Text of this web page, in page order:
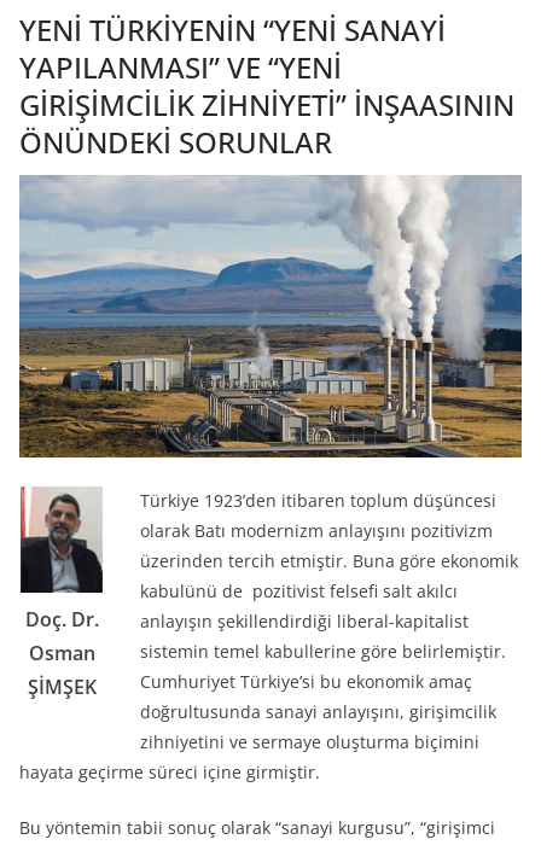
YENİ TÜRKİYENİN “YENİ SANAYİ
YAPILANMASI” VE “YENİ
GİRİŞİMCİLİK ZİHNİYETİ” İNŞAASININ
ÖNÜNDEKİ SORUNLAR
Doç. Dr.
Osman
ŞİMŞEK
Türkiye 1923’den itibaren toplum düşüncesi
olarak Batı modernizm anlayışını pozitivizm
üzerinden tercih etmiştir. Buna göre ekonomik
kabulünü de pozitivist felsefi salt akılcı
anlayışın şekillendirdiği liberal-kapitalist
sistemin temel kabullerine göre belirlemiştir.
Cumhuriyet Türkiye’si bu ekonomik amaç
doğrultusunda sanayi anlayışını, girişimcilik
zihniyetini ve sermaye oluşturma biçimini
hayata geçirme süreci içine girmiştir.
Bu yöntemin tabii sonuç olarak “sanayi kurgusu”, “girişimci